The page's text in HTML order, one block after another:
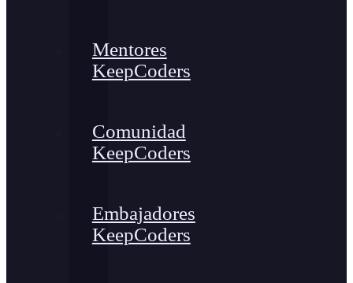
Mentores
KeepCoders
Comunidad
KeepCoders
Embajadores
KeepCoders